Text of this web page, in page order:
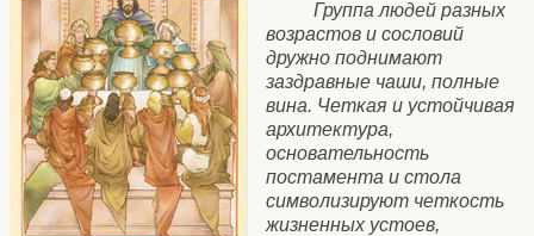
Группа людей разных
возрастов и сословий
дружно поднимают
заздравные чаши, полные
вина. Четкая и устойчивая
архитектура,
основательность
постамента и стола
символизируют четкость
жизненных устоев,